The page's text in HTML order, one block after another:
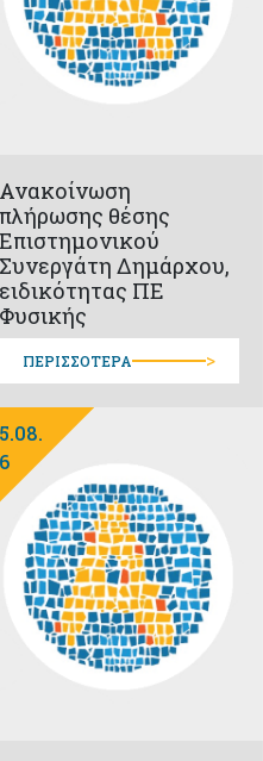
Ανακοίνωση
πλήρωσης θέσης
Επιστημονικού
Συνεργάτη Δημάρχου,
ειδικότητας ΠΕ
Φυσικής
ΠΕΡΙΣΣΟΤΕΡΑ >